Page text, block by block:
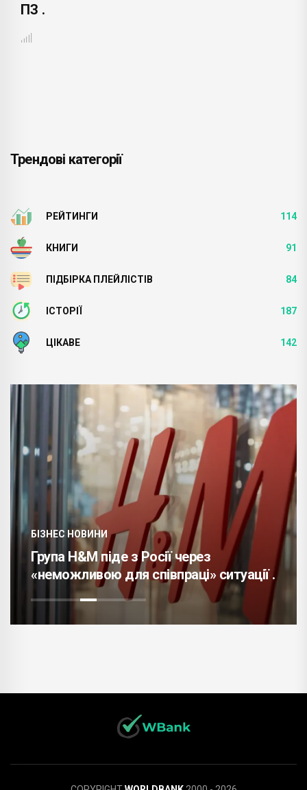
ПЗ .
Трендові категорії
РЕЙТИНГИ 114
КНИГИ 91
ПІДБІРКА ПЛЕЙЛІСТІВ 84
ІСТОРІЇ 187
ЦІКАВЕ 142
БІЗНЕС НОВИНИ
Група H&M піде з Росії через
«неможливою для співпраці» ситуації .